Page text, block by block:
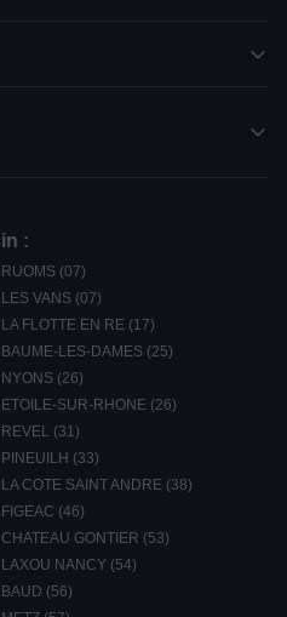
:
(07)
VANS (07)
FLOTTE EN RE (17)
LES-DAMES (25)
(26)
SUR-RHONE (26)
(31)
(33)
COTE SAINT ANDRE (38)
(46)
GONTIER (53)
NANCY (54)
(56)